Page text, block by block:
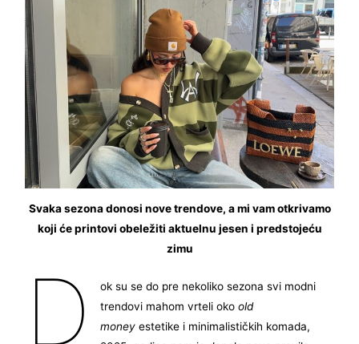
Svaka sezona donosi nove trendove, a mi vam otkrivamo
koji će printovi obeležiti aktuelnu jesen i predstojeću
zimu
D
ok su se do pre nekoliko sezona svi modni
trendovi mahom vrteli oko old
moneyestetike i minimalističkih komada,